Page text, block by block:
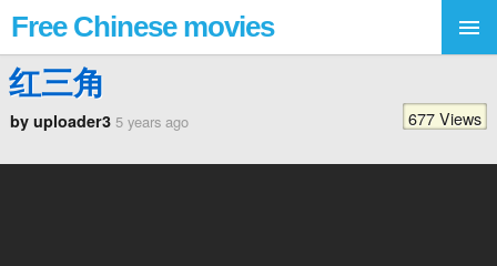
Free Chinese movies
红三角
by uploader3 5 years ago 677 Views